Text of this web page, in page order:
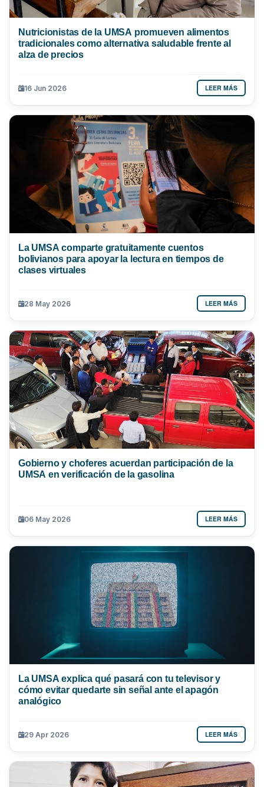
Nutricionistas de la UMSA promueven alimentos
tradicionales como alternativa saludable frente al
alza de precios
16 Jun 2026 LEER MÁS
La UMSA comparte gratuitamente cuentos
bolivianos para apoyar la lectura en tiempos de
clases virtuales
28 May 2026 LEER MÁS
Gobierno y choferes acuerdan participación de la
UMSA en verificación de la gasolina
06 May 2026 LEER MÁS
La UMSA explica qué pasará con tu televisor y
cómo evitar quedarte sin señal ante el apagón
analógico
29 Apr 2026 LEER MÁS